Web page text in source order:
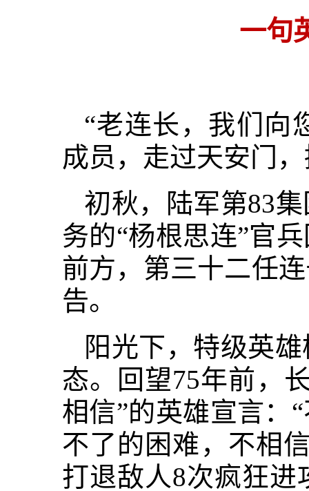
一句
“老连长，我们
成员，走过天安门
初秋，陆军第83
务的“杨根思连”官
前方，第三十二任
告。
阳光下，特级英
态。回望75年前，
相信”的英雄宣言：
不了的困难，不相
打退敌人8次疯狂